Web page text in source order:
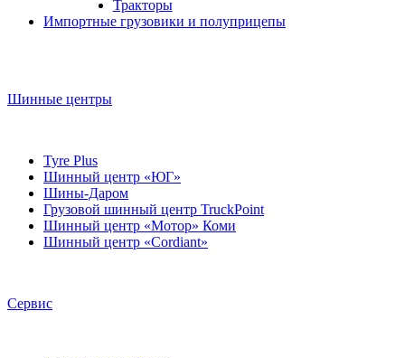
Импортные грузовики и полуприцепы
Шинный центр «ЮГ»
Шины-Даром
Грузовой шинный центр TruckPoint
Шинный центр «Мотор» Коми
Шинный центр «Cordiant»